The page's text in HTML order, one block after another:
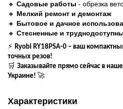
🔸 Садовые работы - обрезка
🔸 Мелкий ремонт и демонтаж
🔸 Бытовое и дачное
🔸 Стесненные и
⚡ Ryobi RY18PSA-0 – ваш
точных резов!
🛒 Заказывайте прямо сейчас в
Украине! 🚀
Характеристики